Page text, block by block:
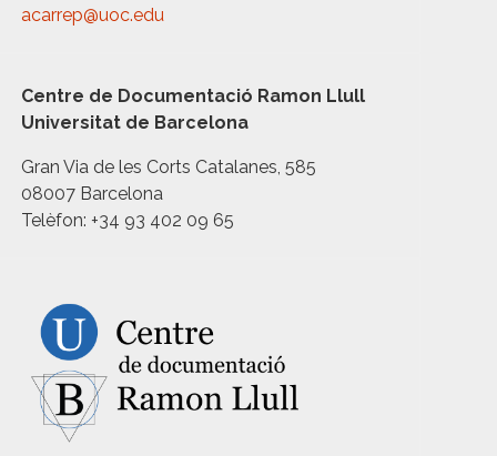
acarrep@uoc.edu
Centre de Documentació Ramon Llull
Universitat de Barcelona
Gran Via de les Corts Catalanes, 585
08007 Barcelona
Telèfon: +34 93 402 09 65